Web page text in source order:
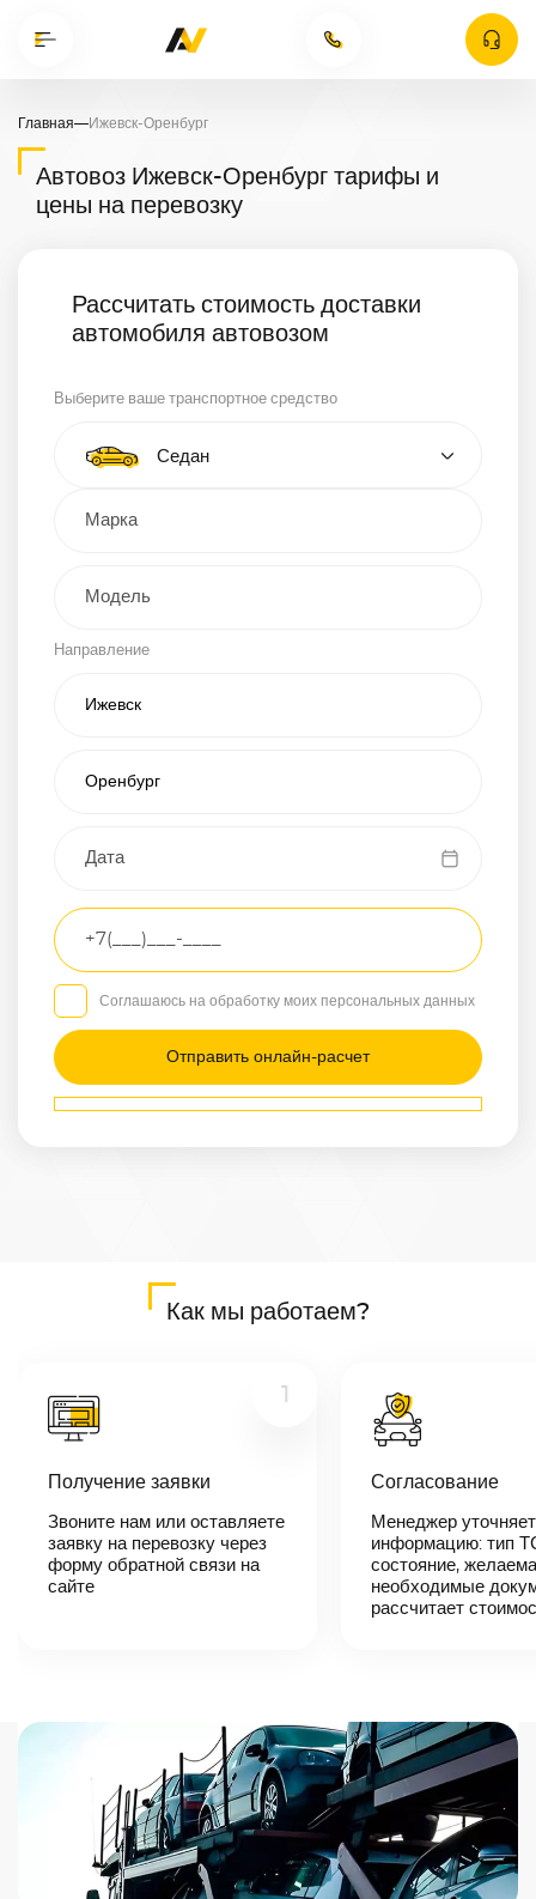
Главная—Ижевск-Оренбург
Автовоз Ижевск-Оренбург тарифы и
цены на перевозку
Рассчитать стоимость доставки
автомобиля автовозом
Выберите ваше транспортное средство
Тип автомобиля
Седан
Кроссовер
Грузовой
Другое
Направление
Транспортное
средство
Седан
/
Маршрут
Ижевск —
менеджер-
свяжется с
вами,
согласует
детали
автоперевозки,
Соглашаюсь на обработку моих персональных данных
Как мы работаем?
1
Получение заявки
Звоните нам или оставляете
заявку на перевозку через
форму обратной связи на
сайте
Согласование
Менеджер уточняет
информацию: тип
состояние,
необходимые
рассчитает